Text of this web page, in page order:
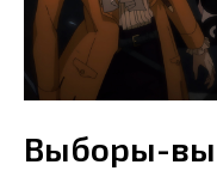
Выборы-